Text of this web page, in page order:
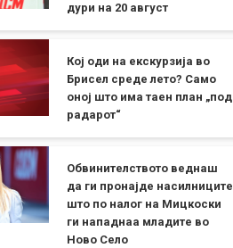
дури на 20 август
Кој оди на екскурзија во
Брисел среде лето? Само
оној што има таен план „под
радарот“
Обвинителството веднаш
да ги пронајде насилниците
што по налог на Мицкоски
ги нападнаа младите во
Ново Село